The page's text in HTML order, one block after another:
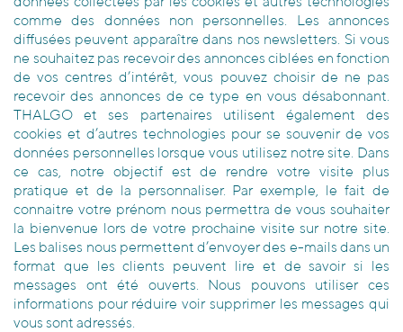
comme des données non personnelles. Les annonces
diffusées peuvent apparaître dans nos newsletters. Si vous
ne souhaitez pas recevoir des annonces ciblées en fonction
de vos centres d’intérêt, vous pouvez choisir de ne pas
recevoir des annonces de ce type en vous désabonnant.
THALGO et ses partenaires utilisent également des
cookies et d’autres technologies pour se souvenir de vos
données personnelles lorsque vous utilisez notre site. Dans
ce cas, notre objectif est de rendre votre visite plus
pratique et de la personnaliser. Par exemple, le fait de
connaitre votre prénom nous permettra de vous souhaiter
la bienvenue lors de votre prochaine visite sur notre site.
Les balises nous permettent d’envoyer des e-mails dans un
format que les clients peuvent lire et de savoir si les
messages ont été ouverts. Nous pouvons utiliser ces
informations pour réduire voir supprimer les messages qui
vous sont adressés.